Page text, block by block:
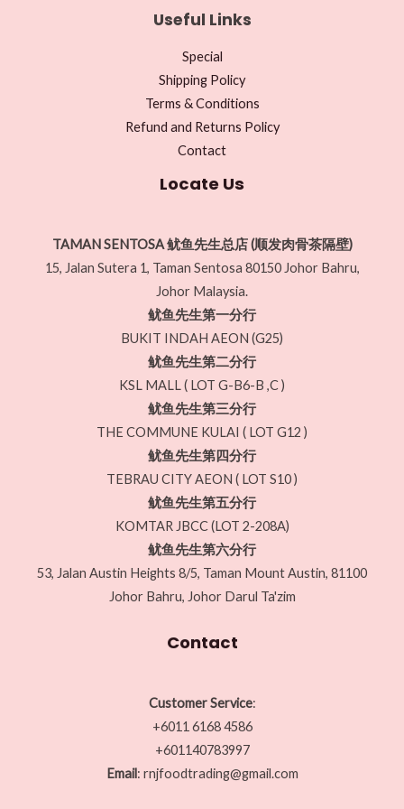
Useful Links
Special
Shipping Policy
Terms & Conditions
Refund and Returns Policy
Contact
Locate Us
TAMAN SENTOSA 鱿鱼先生总店 (顺发肉骨茶隔壁)
15, Jalan Sutera 1, Taman Sentosa 80150 Johor Bahru,
Johor Malaysia.
鱿鱼先生第一分行
BUKIT INDAH AEON (G25)
鱿鱼先生第二分行
KSL MALL ( LOT G-B6-B ,C )
鱿鱼先生第三分行
THE COMMUNE KULAI ( LOT G12 )
鱿鱼先生第四分行
TEBRAU CITY AEON ( LOT S10 )
鱿鱼先生第五分行
KOMTAR JBCC (LOT 2-208A)
鱿鱼先生第六分行
53, Jalan Austin Heights 8/5, Taman Mount Austin, 81100
Johor Bahru, Johor Darul Ta'zim
Contact
Customer Service:
+6011 6168 4586
+601140783997
Email: rnjfoodtrading@gmail.com